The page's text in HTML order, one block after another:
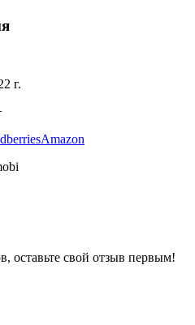
г.
Amazon
оставьте свой отзыв первым!